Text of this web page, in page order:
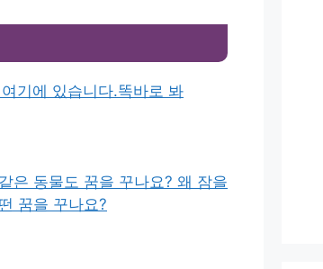
기에 있습니다.똑바로 봐
은 동물도 꿈을 꾸나요? 왜 잠을
꿈을 꾸나요?